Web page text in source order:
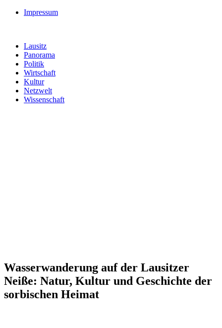
Impressum
Lausitz
Panorama
Politik
Wirtschaft
Kultur
Netzwelt
Wissenschaft
Wasserwanderung auf der Lausitzer
Neiße: Natur, Kultur und Geschichte der
sorbischen Heimat